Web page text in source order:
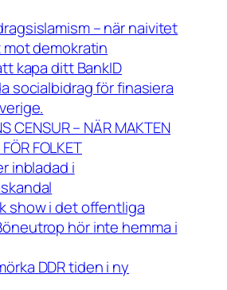
– när naivitet
demokratin
kapa ditt BankID
socialbidrag för finasiera
CENSUR – NÄR MAKTEN
FOLKET
inbladad i
show i det offentliga
hör inte hemma i
DDR tiden i ny